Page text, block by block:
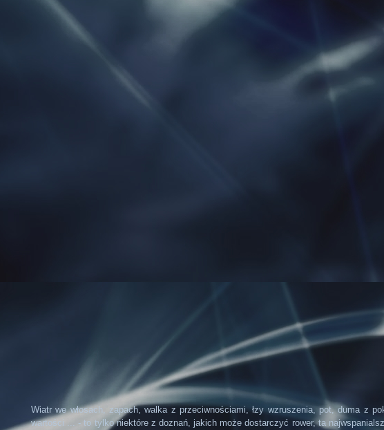
Wiatr we włosach, zapach, walka z przeciwnościami, łzy wzruszenia, pot, duma z
wartości ... - to tylko niektóre z doznań, jakich może dostarczyć rower, ta